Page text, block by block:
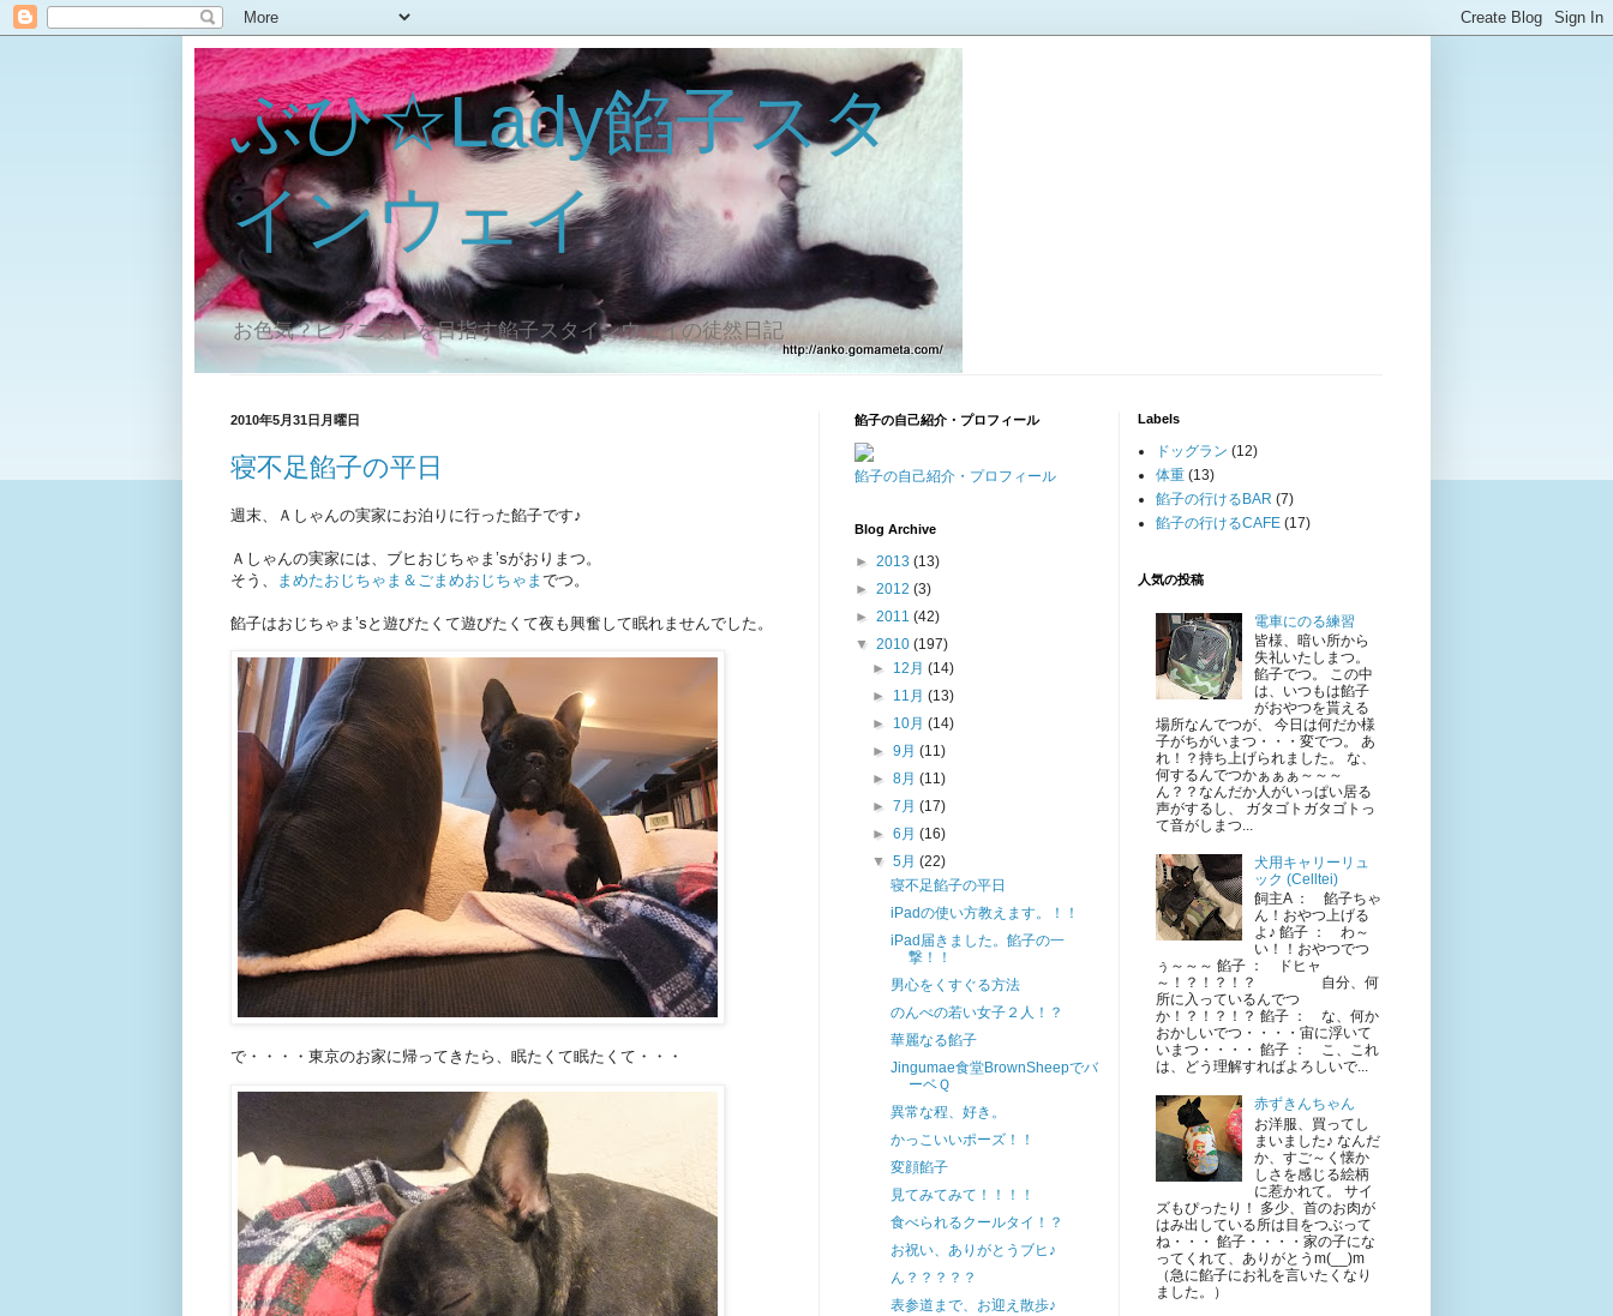
ぶひ☆Lady餡子スタ
インウェイ
お色気？ピアニストを目指す餡子スタインウェイの徒然日記
2010年5月31日月曜日
寝不足餡子の平日
週末、Ａしゃんの実家にお泊りに行った餡子です♪
Ａしゃんの実家には、ブヒおじちゃま’sがおりまつ。
そう、
まめたおじちゃま＆ごまめおじちゃま でつ。
餡子はおじちゃま’sと遊びたくて遊びたくて夜も興奮して眠れませんでした。
で・・・・東京のお家に帰ってきたら、眠たくて眠たくて・・・
餡子の自己紹介・プロフィール
餡子の自己紹介・プロフィール
Blog Archive
► 2013 (13)
► 2012 (3)
► 2011 (42)
▼ 2010 (197)
► 12月(14)
► 11月(13)
► 10月(14)
►9月(11)
►8月(11)
►7月(17)
►6月(16)
▼5月(22)
寝不足餡子の平日
iPadの使い方教えます。！！
iPad届きました。餡子の一
撃！！
男心をくすぐる方法
のんべの若い女子２人！？
華麗なる餡子
Jingumae食堂BrownSheepでバ
ーベＱ
異常な程、好き。
かっこいいポーズ！！
変顔餡子
見てみてみて！！！！
食べられるクールタイ！？
お祝い、ありがとうブヒ♪
ん？？？？？
表参道まで、お迎え散歩♪
Labels
ドッグラン (12)
体重 (13)
餡子の行けるBAR (7)
餡子の行けるCAFE (17)
人気の投稿
電車にのる練習
皆様、暗い所から
失礼いたしまつ。
餡子でつ。 この中
は、いつもは餡子
がおやつを貰える
場所なんでつが、 今日は何だか様
子がちがいまつ・・・変でつ。 あ
れ！？持ち上げられました。 な、
何するんでつかぁぁぁ～～～
ん？？なんだか人がいっぱい居る
声がするし、 ガタゴトガタゴトっ
て音がしまつ...
犬用キャリーリュ
ック (Celltei)
飼主A ： 餡子ちゃ
ん！おやつ上げる
よ♪ 餡子 ： わ～
い！！おやつでつ
ぅ～～～ 餡子 ： ドヒャ
～！？！？！？ 自分、何
所に入っているんでつ
か！？！？！？ 餡子 ： な、何か
おかしいでつ・・・・宙に浮いて
いまつ・・・・ 餡子 ： こ、これ
は、どう理解すればよろしいで...
赤ずきんちゃん
お洋服、買ってし
まいました♪ なんだ
か、すご～く懐か
しさを感じる絵柄
に惹かれて。 サイ
ズもぴったり！ 多少、首のお肉が
はみ出している所は目をつぶって
ね・・・ 餡子・・・・家の子にな
ってくれて、ありがとうm(__)m
（急に餡子にお礼を言いたくなり
ました。）